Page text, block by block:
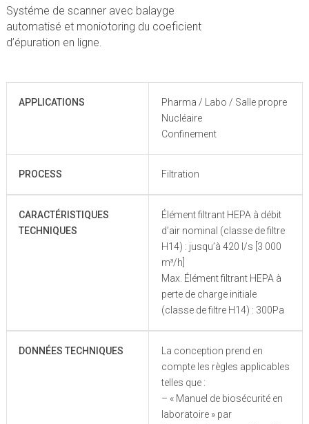
Systéme de scanner avec balayge
automatisé et moniotoring du coeficient
d’épuration en ligne.
APPLICATIONS
Pharma / Labo / Salle propre
Nucléaire
Confinement
PROCESS Filtration
CARACTÉRISTIQUES
TECHNIQUES
Élément filtrant HEPA à débit
d’air nominal (classe de filtre
H14) : jusqu’à 420 l/s [3 000
m³/h]
Max. Élément filtrant HEPA à
perte de charge initiale
(classe de filtre H14) : 300Pa
DONNÉES TECHNIQUES
La conception prend en
compte les règles applicables
telles que :
– « Manuel de biosécurité en
laboratoire » par